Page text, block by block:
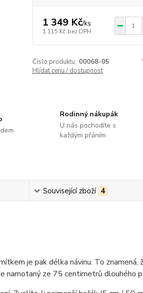
1 349 Kč/ks
1 115 Kč bez DPH
Číslo produktu: 00068-05
Hlídat cenu / dostupnost
Rodinný nákupák
U nás pochodíte s
každým přáním
Související zboží 4
je pak délka návinu. To
namotaný ze 75 centimetrů dlouhého